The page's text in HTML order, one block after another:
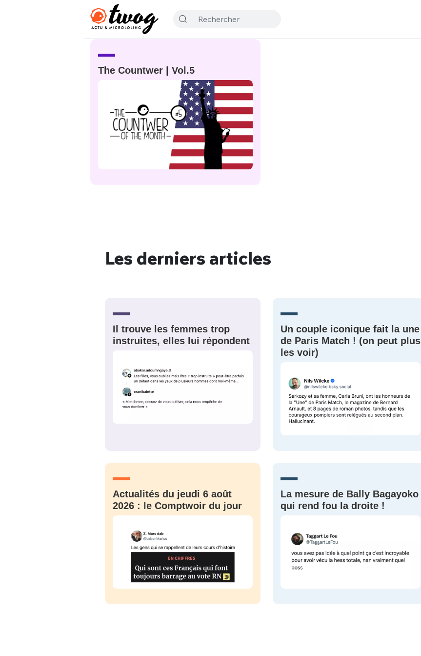
The Countwer | Vol.5
Les derniers articles
Il trouve les femmes trop
instruites, elles lui répondent
Un couple iconique fait la une
de Paris Match ! (on peut plus
les voir)
Actualités du jeudi 6 août
2026 : le Comptwoir du jour
La mesure de Bally Bagayoko
qui rend fou la droite !
PSEUDO*
PASSWORD*
PSEUDO
VOTRE PARTICIPATION
Que souhaitez-vous proposer ?
Quelques
tweets
Ma propre
sélection